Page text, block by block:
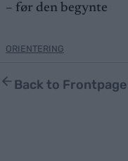
– før den begynte
ORIENTERING
Back to Frontpage